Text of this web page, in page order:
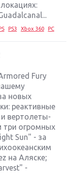
PS3 Xbox 360 PC
Fury
новых
реактивные
вертолеты-
три огромных
Sun" - за
на Аляске;
-